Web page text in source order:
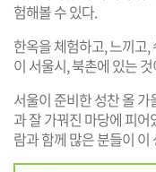
험해볼 수 있다.
한옥을 체험하고, 느끼고
이 서울시, 북촌에 있는
서울이 준비한 성찬 올 가
과 잘 가꿔진 마당에 피
람과 함께 많은 분들이